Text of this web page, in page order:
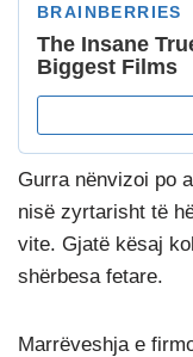
Gurra nënvizoi po
nisë zyrtarisht të
vite. Gjatë kësaj
shërbesa fetare.
Marrëveshja e